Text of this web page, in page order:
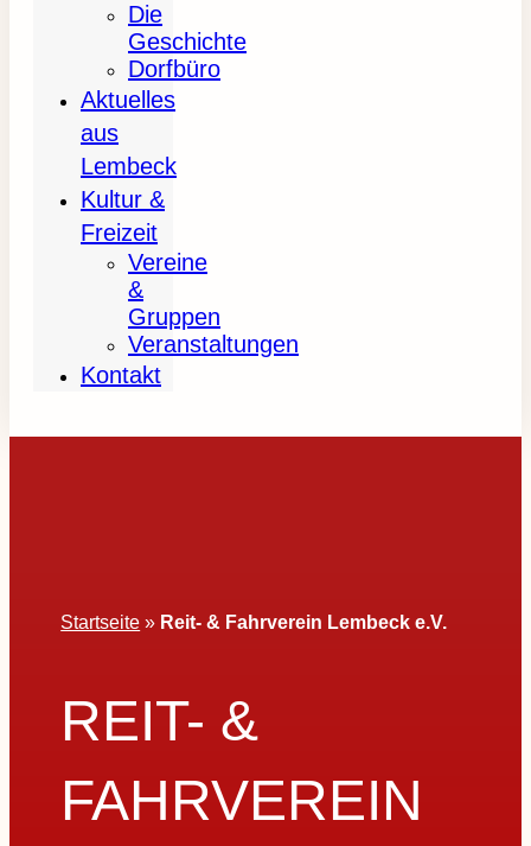
Die
Geschichte
Dorfbüro
Aktuelles
aus
Lembeck
Kultur &
Freizeit
Vereine
&
Gruppen
Veranstaltungen
Kontakt
Startseite » Reit- & Fahrverein Lembeck e.V.
REIT- &
FAHRVEREIN